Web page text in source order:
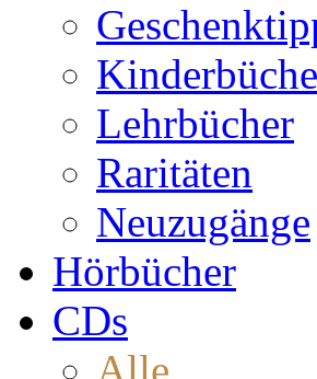
Lehrbücher
Raritäten
Neuzugänge
Hörbücher
CDs